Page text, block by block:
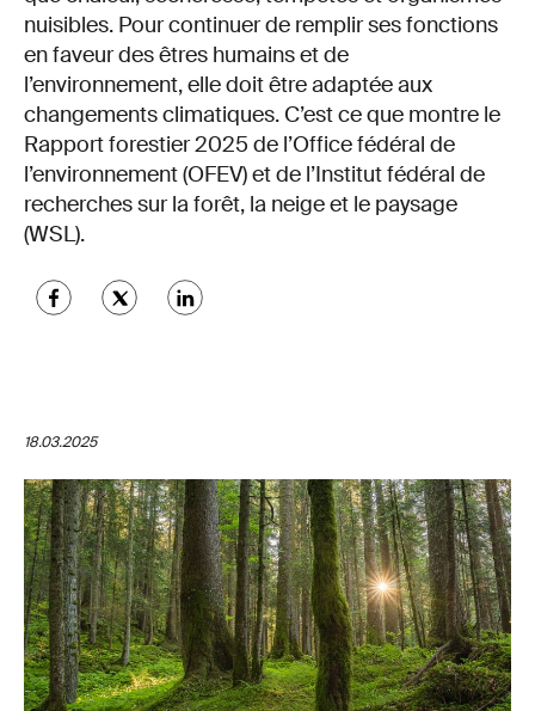
nuisibles. Pour continuer de remplir ses fonctions
en faveur des êtres humains et de
l’environnement, elle doit être adaptée aux
changements climatiques. C’est ce que montre le
Rapport forestier 2025 de l’Office fédéral de
l’environnement (OFEV) et de l’Institut fédéral de
recherches sur la forêt, la neige et le paysage
(WSL).
18.03.2025